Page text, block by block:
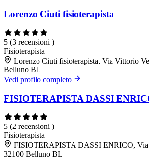
Lorenzo Ciuti fisioterapista
5 (3 recensioni )
Fisioterapista
Lorenzo Ciuti fisioterapista, Via Vittorio
Belluno BL
Vedi profilo completo
FISIOTERAPISTA DASSI
5 (2 recensioni )
Fisioterapista
FISIOTERAPISTA DASSI ENRICO, Via
32100 Belluno BL